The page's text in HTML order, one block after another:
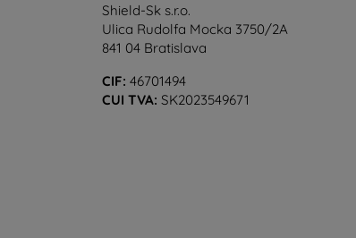
Shield-Sk s.r.o.
Ulica Rudolfa Mocka 3750/2A
841 04 Bratislava
CIF: 46701494
CUI TVA: SK2023549671